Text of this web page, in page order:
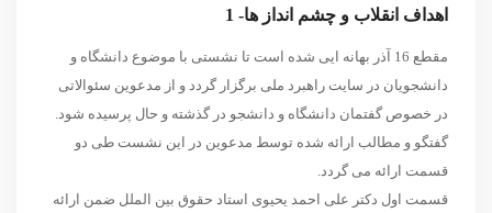
اهداف انقلاب و چشم انداز ها- 1
مقطع 16 آذر بهانه ایی شده است تا نشستی با موضوع دانشگاه و
دانشجویان در سایت راهبرد ملی برگزار گردد و از مدعوین سئوالاتی
در خصوص گفتمان دانشگاه و دانشجو در گذشته و حال پرسیده شود.
گفتگو و مطالب ارائه شده توسط مدعوین در این نشست طی دو
قسمت ارائه می گردد.
قسمت اول دکتر علی احمد یحیوی استاد حقوق بین الملل ضمن ارائه